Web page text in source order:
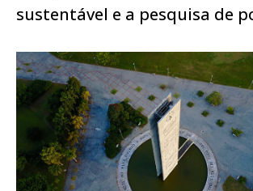
sustentável e a pesquisa de